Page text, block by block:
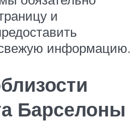
и
информацию.
Барселоны